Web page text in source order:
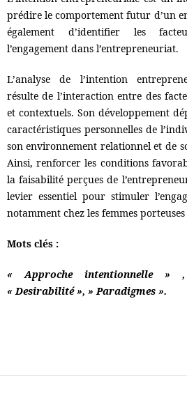
prédire le comportement futur d’un
également d’identifier les
l’engagement dans l’entrepreneuriat.
L’analyse de l’intention
résulte de l’interaction entre des
et contextuels. Son développement
caractéristiques personnelles de
son environnement relationnel et de
Ainsi, renforcer les conditions
la faisabilité perçues de
levier essentiel pour stimuler
notamment chez les femmes
Mots clés :
« Approche intentionnelle
« Desirabilité », » Paradigmes ».